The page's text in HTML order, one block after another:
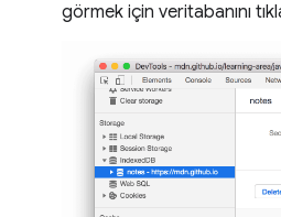
görmek için veritabanını